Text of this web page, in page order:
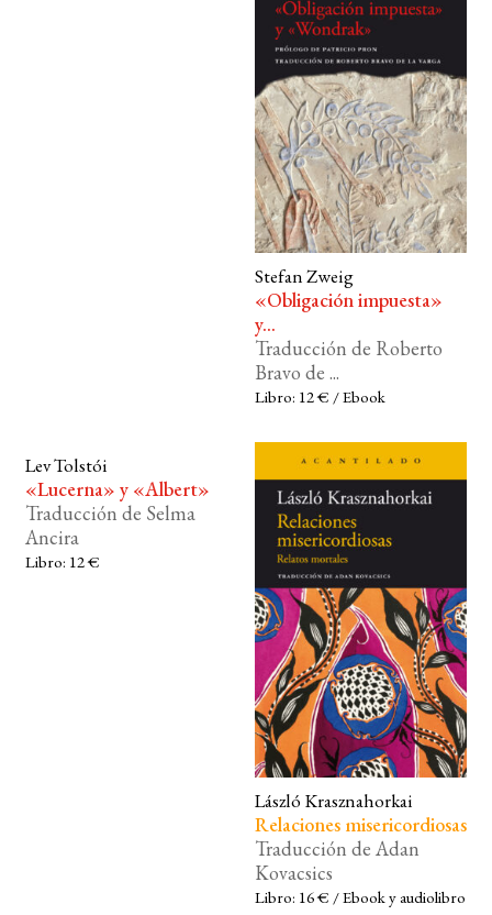
Stefan Zweig
«Obligación impuesta»
y...
Traducción de Roberto
Bravo de ...
Libro: 12 € / Ebook
Lev Tolstói
«Lucerna» y «Albert»
Traducción de Selma
Ancira
Libro: 12 €
László Krasznahorkai
Relaciones misericordiosas
Traducción de Adan
Kovacsics
Libro: 16 € / Ebook y audiolibro